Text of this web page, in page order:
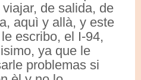
de salida, de
aquì y allà, y este
escribo, el I-94,
ya que le
problemas si